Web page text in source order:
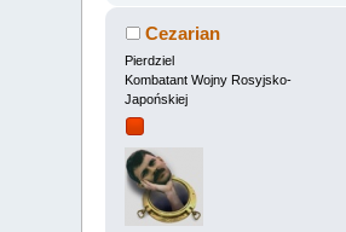
Cezarian
Pierdziel
Kombatant Wojny Rosyjsko-
Japońskiej